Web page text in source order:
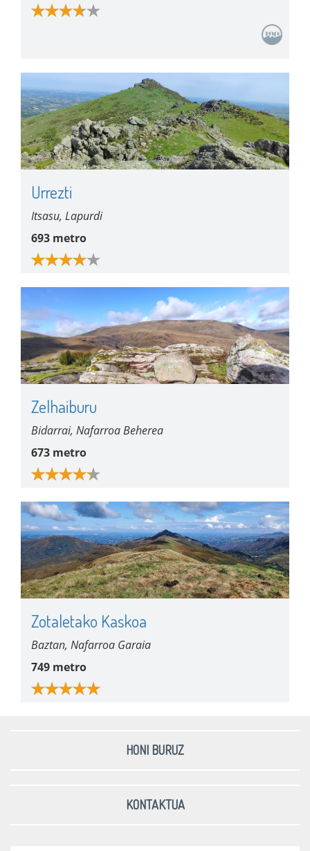
Urrezti
Itsasu, Lapurdi
693 metro
Zelhaiburu
Bidarrai, Nafarroa Beherea
673 metro
Zotaletako Kaskoa
Baztan, Nafarroa Garaia
749 metro
HONI BURUZ
KONTAKTUA